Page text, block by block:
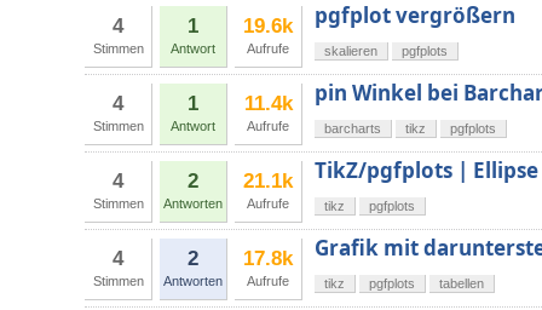
4
Stimmen
1
Antwort
19.6k
Aufrufe
pgfplot vergrößern
skalieren pgfplots
4
Stimmen
1
Antwort
11.4k
Aufrufe
pin Winkel bei
barcharts tikz pgfplots
4
Stimmen
2
Antworten
21.1k
Aufrufe
TikZ/pgfplots | Ellipse
tikz pgfplots
4
Stimmen
2
Antworten
17.8k
Aufrufe
Grafik mit
tikz pgfplots tabellen